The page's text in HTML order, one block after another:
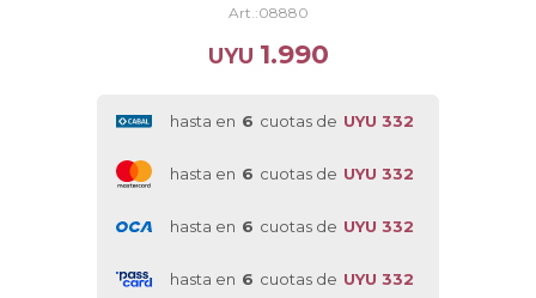
08880
UYU 1.990
hasta en 6 cuotas de UYU 332
hasta en 6 cuotas de UYU 332
hasta en 6 cuotas de UYU 332
hasta en 6 cuotas de UYU 332